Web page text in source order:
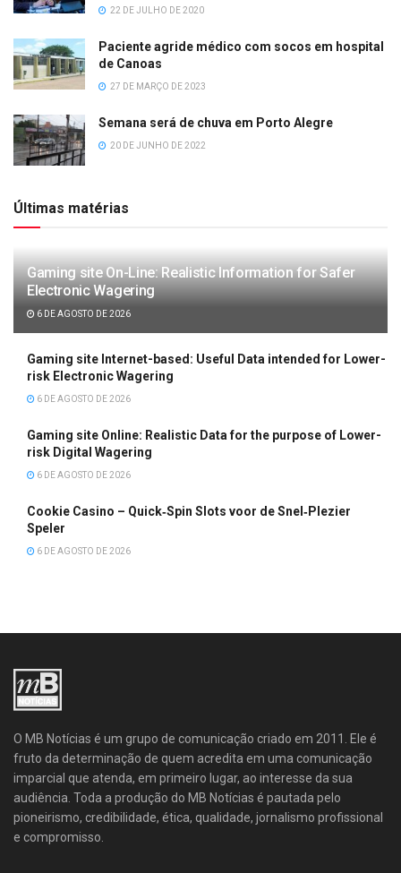
22 DE JULHO DE 2020
Paciente agride médico com socos em hospital
de Canoas
27 DE MARÇO DE 2023
Semana será de chuva em Porto Alegre
20 DE JUNHO DE 2022
Últimas matérias
Gaming site On-Line: Realistic Information for Safer
Electronic Wagering
6 DE AGOSTO DE 2026
Gaming site Internet-based: Useful Data intended for Lower-
risk Electronic Wagering
6 DE AGOSTO DE 2026
Gaming site Online: Realistic Data for the purpose of Lower-
risk Digital Wagering
6 DE AGOSTO DE 2026
Cookie Casino – Quick‑Spin Slots voor de Snel‑Plezier
Speler
6 DE AGOSTO DE 2026
O MB Notícias é um grupo de comunicação criado em 2011. Ele é
fruto da determinação de quem acredita em uma comunicação
imparcial que atenda, em primeiro lugar, ao interesse da sua
audiência. Toda a produção do MB Notícias é pautada pelo
pioneirismo, credibilidade, ética, qualidade, jornalismo profissional
e compromisso.